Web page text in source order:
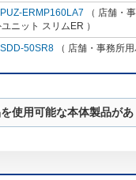
PUZ-ERMP160LA7 （ 店舗・
ニット スリムER ）
SDD-50SR8 （ 店舗・事務所
使用可能な本体製品が